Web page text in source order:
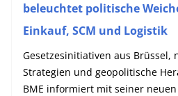
beleuchtet politische
Einkauf, SCM und Logistik
Gesetzesinitiativen aus Brüssel,
Strategien und geopolitische
BME informiert mit seiner